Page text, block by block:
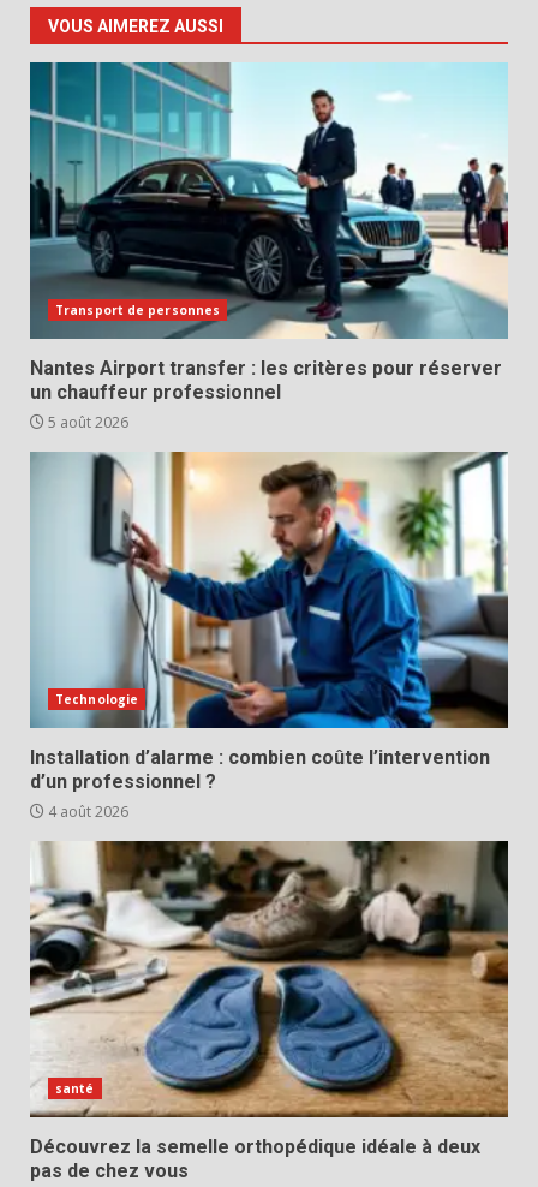
VOUS AIMEREZ AUSSI
Transport de personnes
Nantes Airport transfer : les critères pour réserver
un chauffeur professionnel
5 août 2026
Technologie
Installation d’alarme : combien coûte l’intervention
d’un professionnel ?
4 août 2026
santé
Découvrez la semelle orthopédique idéale à deux
pas de chez vous